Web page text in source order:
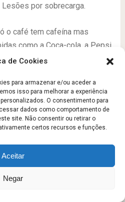
de Cookies
para armazenar e/ou aceder a
isso para melhorar a experiência
O consentimento para
dados como comportamento de
site. Não consentir ou retirar o
certos recursos e funções.
Aceitar
Negar
por sobrecarga.
o café tem cafeína mas
como a Coca-cola, a Pepsi,
energéticas tipo Red BuLL, o
de vitamina B1 e de
e o ferro.
estômago.
10 g de cafeína, pode